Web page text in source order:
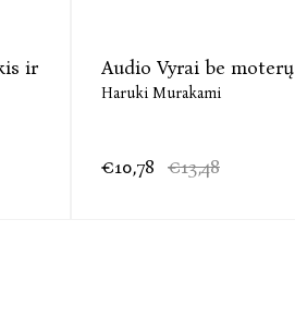
ir
Audio Vyrai be moterų
Haruki Murakami
€10,78 €13,48